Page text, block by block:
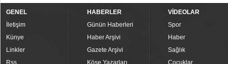
GENEL
İletişim
Künye
Linkler
Rss
HABERLER
Günün Haberleri
Haber Arşivi
Gazete Arşivi
Köşe Yazarları
VİDEOLAR
Spor
Haber
Sağlık
Çocuklar